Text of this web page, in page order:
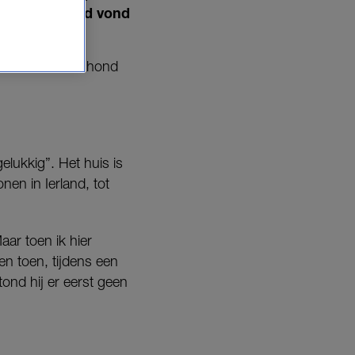
Zuid-Ierland vond
Oof en hond
Het huis is
in Ierland, tot
toen ik hier
toen, tijdens een
hij er eerst geen